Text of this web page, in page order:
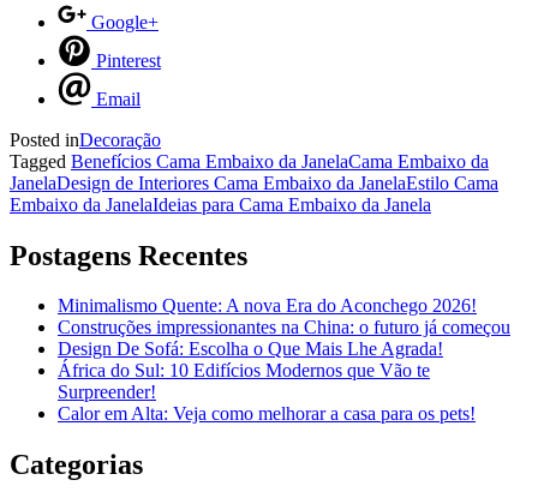
Google+
Pinterest
Email
Posted inDecoração
Tagged Benefícios Cama Embaixo da JanelaCama Embaixo da
JanelaDesign de Interiores Cama Embaixo da JanelaEstilo Cama
Embaixo da JanelaIdeias para Cama Embaixo da Janela
Postagens Recentes
Minimalismo Quente: A nova Era do Aconchego 2026!
Construções impressionantes na China: o futuro já começou
Design De Sofá: Escolha o Que Mais Lhe Agrada!
África do Sul: 10 Edifícios Modernos que Vão te
Surpreender!
Calor em Alta: Veja como melhorar a casa para os pets!
Categorias